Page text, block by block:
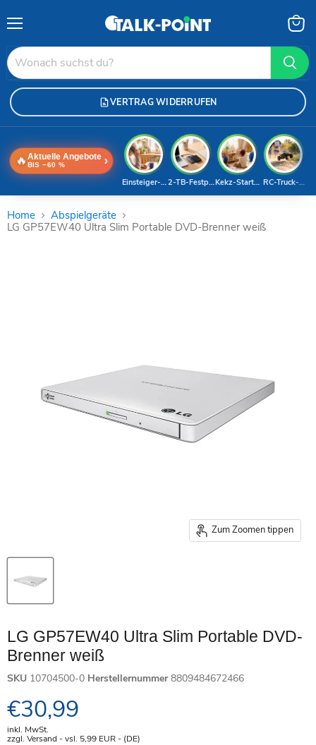
VERTRAG WIDERRUFEN
🔥 Aktuelle Angebote
BIS −60 % ›
RC-Truck-Deal
Kekz-Starterset
2-TB-Festplatte
Einsteiger-Handy
Home
Abspielgeräte
LG GP57EW40 Ultra Slim Portable DVD-Brenner weiß
Zum Zoomen tippen
LG GP57EW40 Ultra Slim Portable DVD-
Brenner weiß
SKU 10704500-0 Herstellernummer 8809484672466
Aktueller Preis
€30,99
inkl. MwSt.
zzgl. Versand - vsl. 5,99 EUR- (DE)